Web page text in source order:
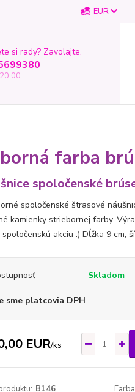
EUR
si rady? Zavolajte.
farba
spoločenské
spoločenské štrasové
kamienky striebornej farby.
akciu :) Dĺžka 9 cm,
Skladom
sme platcovia DPH
EUR/ks
B146